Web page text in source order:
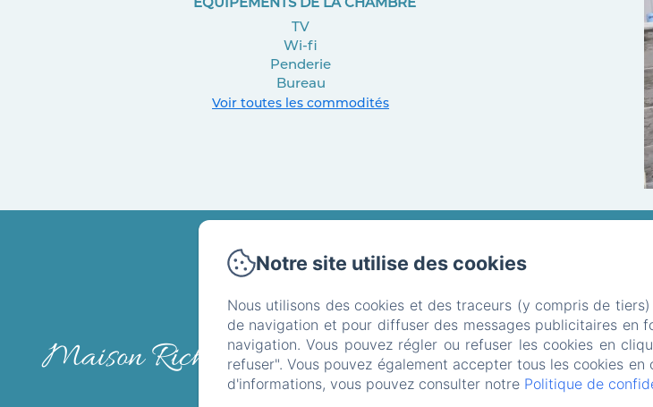
TV
Wi-fi
Penderie
Bureau
Voir toutes les commodités
Maison Richet **
25 Rue de la Patrie,, Les Sables-d'Olonne
infos@maison-
Accueil
Hôtel Chambres
Infos pratiques
Politique de
Notre site utilise des cookies
Nous utilisons des cookies et des traceurs (y compris de
de navigation et pour diffuser des messages publicitaires en
navigation. Vous pouvez régler ou refuser les cookies en
refuser". Vous pouvez également accepter tous les cookies
d'informations, vous pouvez consulter notre Politique de